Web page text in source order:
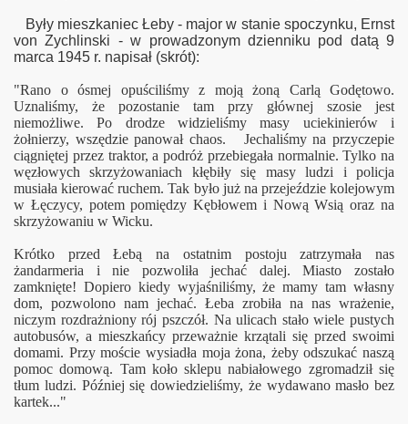
Były mieszkaniec Łeby - major w stanie spoczynku, Ernst
von Zychlinski - w prowadzonym dzienniku pod datą 9
marca 1945 r. napisał (skrót):
"Rano o ósmej opuściliśmy z moją żoną Carlą Godętowo.
Uznaliśmy, że pozostanie tam przy głównej szosie jest
niemożliwe. Po drodze widzieliśmy masy uciekinierów i
żołnierzy, wszędzie panował chaos. Jechaliśmy na przyczepie
ciągniętej przez traktor, a podróż przebiegała normalnie. Tylko na
węzłowych skrzyżowaniach kłębiły się masy ludzi i policja
musiała kierować ruchem. Tak było już na przejeździe kolejowym
w Łęczycy, potem pomiędzy Kębłowem i Nową Wsią oraz na
skrzyżowaniu w Wicku.
Krótko przed Łebą na ostatnim postoju zatrzymała nas
żandarmeria i nie pozwoliła jechać dalej. Miasto zostało
zamknięte! Dopiero kiedy wyjaśniliśmy, że mamy tam własny
dom, pozwolono nam jechać. Łeba zrobiła na nas wrażenie,
niczym rozdrażniony rój pszczół. Na ulicach stało wiele pustych
autobusów, a mieszkańcy przeważnie krzątali się przed swoimi
domami. Przy moście wysiadła moja żona, żeby odszukać naszą
pomoc domową. Tam koło sklepu nabiałowego zgromadził się
tłum ludzi. Później się dowiedzieliśmy, że wydawano masło bez
kartek..."
fotografii